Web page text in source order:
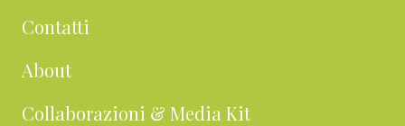
Contatti
About
Collaborazioni & Media Kit